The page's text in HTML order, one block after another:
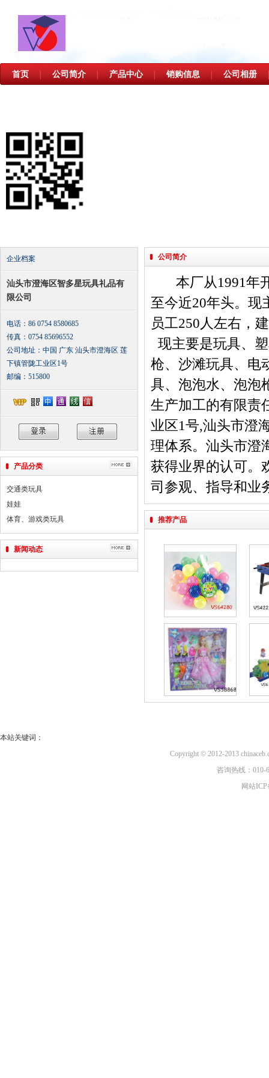
首页 公司简介 产品中心 销购信息 公司相册
公司简介
本厂从1991年开
至今近20年头。现
员工250人左右，
现主要是玩具、
枪、沙滩玩具、电
具、泡泡水、泡泡
生产加工的有限责
业区1号,汕头市澄
理体系。汕头市澄
获得业界的认可。
司参观、指导和业
推荐产品
企业档案
汕头市澄海区智多星玩具礼品有
限公司
电话：86 0754 8580685
传真：0754 85696552
公司地址：中国 广东 汕头市澄海区 莲
下镇管陇工业区1号
邮编：515800
产品分类
交通类玩具
娃娃
体育、游戏类玩具
新闻动态
本站关键词：
Copyright © 2012-2013
咨询热线：
网站